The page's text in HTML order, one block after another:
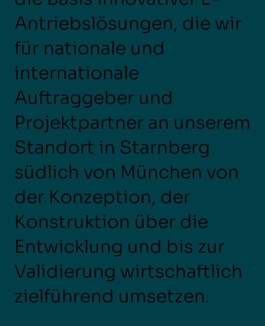
Antriebslösungen, die wir
für nationale und
internationale
Auftraggeber und
Projektpartner an unserem
Standort in Starnberg
südlich von München von
der Konzeption, der
Konstruktion über die
Entwicklung und bis zur
Validierung wirtschaftlich
zielführend umsetzen.